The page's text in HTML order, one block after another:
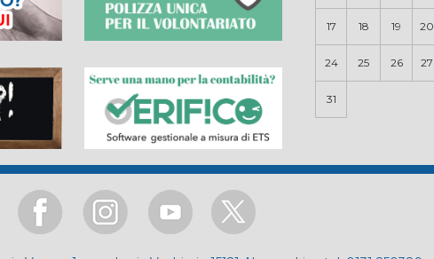
17 18 19 20
24 25 26 27
31